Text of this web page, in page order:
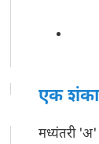
एक शंका
मध्यंतरी 'अ'